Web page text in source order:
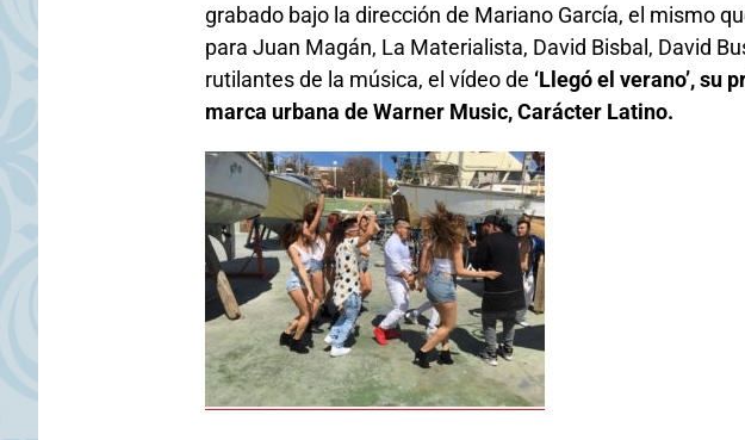
grabado bajo la dirección de Mariano García, el mismo
para Juan Magán, La Materialista, David Bisbal, David
rutilantes de la música, el vídeo de ‘Llegó el verano’, su
marca urbana de Warner Music, Carácter Latino.